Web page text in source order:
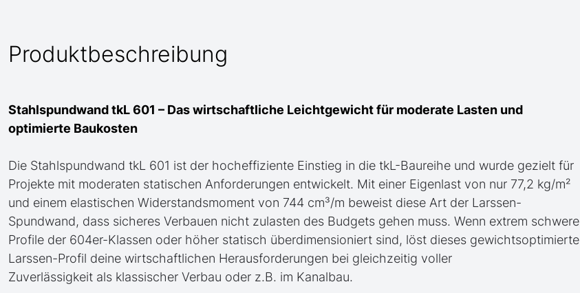
Produktbeschreibung
Stahlspundwand tkL 601 – Das wirtschaftliche Leichtgewicht für moderate Lasten und
optimierte Baukosten
Die Stahlspundwand tkL 601 ist der hocheffiziente Einstieg in die tkL-Baureihe und wurde gezielt für
Projekte mit moderaten statischen Anforderungen entwickelt. Mit einer Eigenlast von nur 77,2 kg/m²
und einem elastischen Widerstandsmoment von 744 cm³/m beweist diese Art der Larssen-
Spundwand, dass sicheres Verbauen nicht zulasten des Budgets gehen muss. Wenn extrem schwere
Profile der 604er-Klassen oder höher statisch überdimensioniert sind, löst dieses gewichtsoptimierte
Larssen-Profil deine wirtschaftlichen Herausforderungen bei gleichzeitig voller
Zuverlässigkeit als klassischer Verbau oder z.B. im Kanalbau.